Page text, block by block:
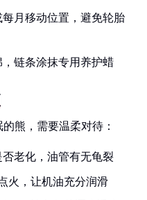
每月移动位置，避免轮胎
，链条涂抹专用养护蜡
熊，需要温柔对待：
否老化，油管有无龟裂
火，让机油充分润滑